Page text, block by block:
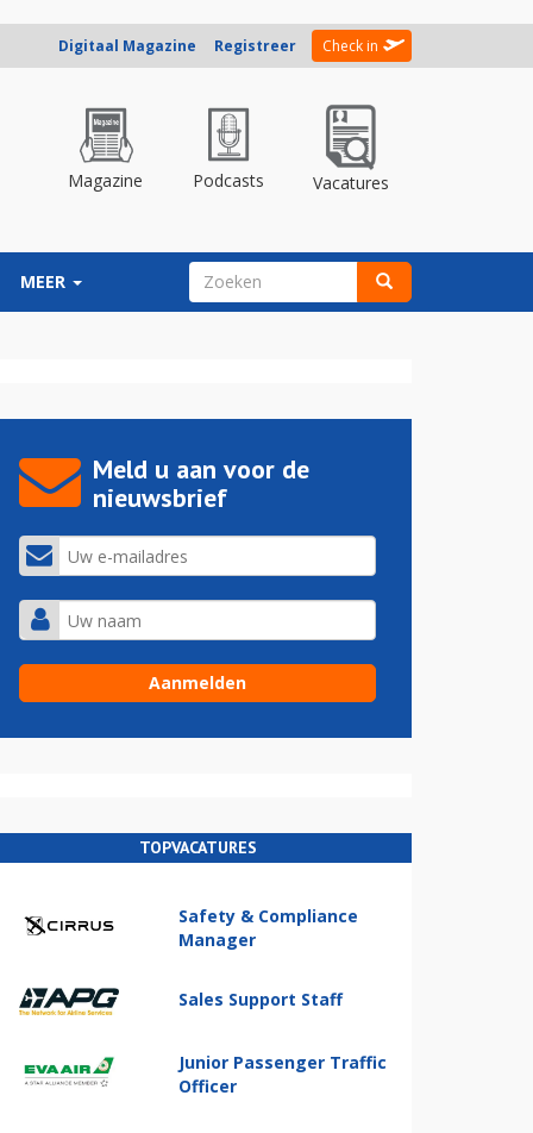
Digitaal Magazine Registreer Check in
Magazine Podcasts Vacatures
MEER ZOEKVELD
Meld u aan voor de
nieuwsbrief
TOPVACATURES
Safety & Compliance
Manager
Sales Support Staff
Junior Passenger Traffic
Officer